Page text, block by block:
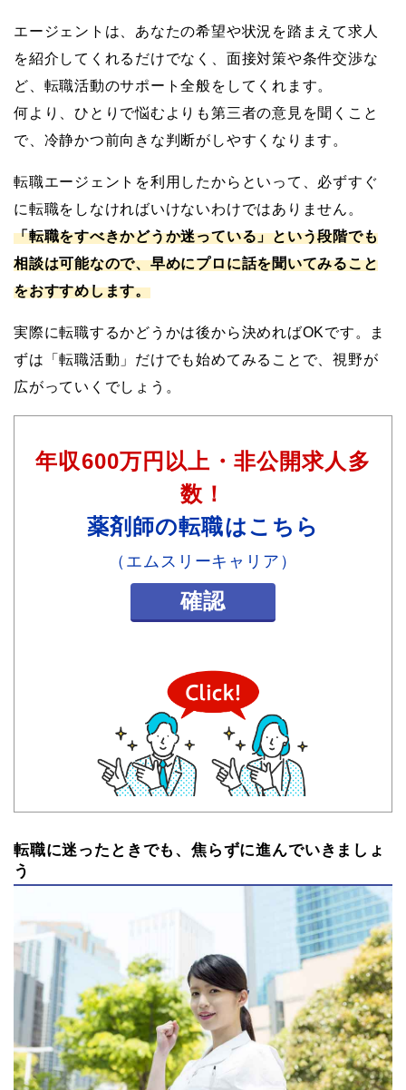
エージェントは、あなたの希望や状況を踏まえて求人
を紹介してくれるだけでなく、面接対策や条件交渉な
ど、転職活動のサポート全般をしてくれます。
何より、ひとりで悩むよりも第三者の意見を聞くこと
で、冷静かつ前向きな判断がしやすくなります。
転職エージェントを利用したからといって、必ずすぐ
に転職をしなければいけないわけではありません。
「転職をすべきかどうか迷っている」という段階でも
相談は可能なので、早めにプロに話を聞いてみること
をおすすめします。
実際に転職するかどうかは後から決めればOKです。ま
ずは「転職活動」だけでも始めてみることで、視野が
広がっていくでしょう。
年収600万円以上・非公開求人多
数！
薬剤師の転職はこちら
（エムスリーキャリア）
確認
転職に迷ったときでも、焦らずに進んでいきましょ
う